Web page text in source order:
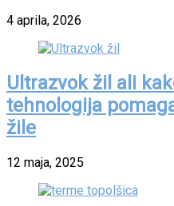
4 aprila, 2026
Ultrazvok žil ali
tehnologija
žile
12 maja, 2025